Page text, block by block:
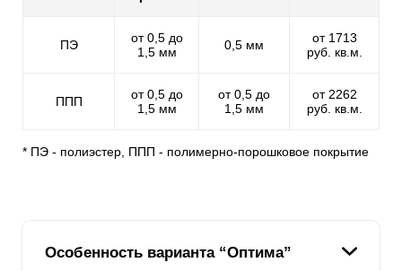
ПЭ
от 0,5 до
1,5 мм
0,5 мм
от 1713
руб. кв.м.
ППП
от 0,5 до
1,5 мм
от 0,5 до
1,5 мм
от 2262
руб. кв.м.
* ПЭ - полиэстер, ППП - полимерно-порошковое покрытие
Особенность варианта “Оптима”